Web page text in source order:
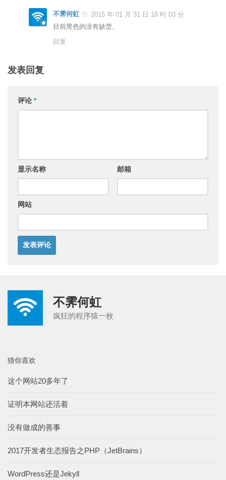
不霁何虹
2015 年 01 月 31 日 18 时 03 分
目前黑色的没有缺货。
回复
发表回复
评论 *
显示名称 邮箱
网站
不霁何虹
疯狂的程序猿一枚
猜你喜欢
这个网站20多年了
证明本网站还活着
没有做成的善事
2017开发者生态报告之PHP（JetBrains）
WordPress还是Jekyll